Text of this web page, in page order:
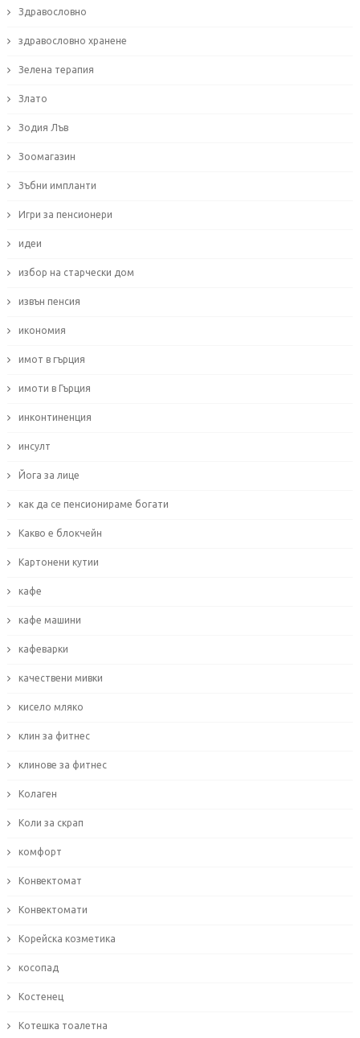
Здравословно
здравословно хранене
Зелена терапия
Злато
Зодия Лъв
Зоомагазин
Зъбни импланти
Игри за пенсионери
идеи
избор на старчески дом
извън пенсия
икономия
имот в гърция
имоти в Гърция
инконтиненция
инсулт
Йога за лице
как да се пенсионираме богати
Какво е блокчейн
Картонени кутии
кафе
кафе машини
кафеварки
качествени мивки
кисело мляко
клин за фитнес
клинове за фитнес
Колаген
Коли за скрап
комфорт
Конвектомат
Конвектомати
Корейска козметика
косопад
Костенец
Котешка тоалетна